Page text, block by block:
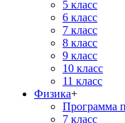
5 класс
6 класс
7 класс
8 класс
9 класс
10 класс
11 класс
Физика+
Программа
7 класс